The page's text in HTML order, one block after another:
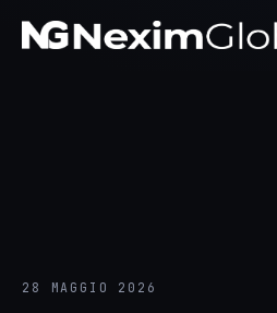
28 MAGGIO 2026